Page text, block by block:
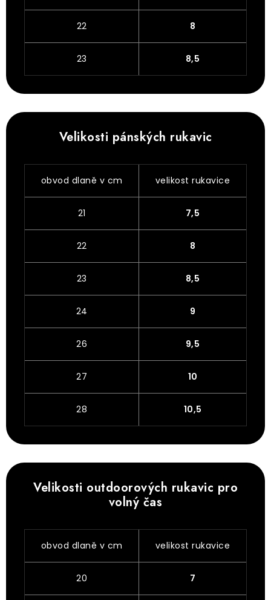
22 8
23 8,5
Velikosti pánských rukavic
obvod dlaně v cm velikost rukavice
21 7,5
22 8
23 8,5
24 9
26 9,5
27 10
28 10,5
Velikosti outdoorových rukavic pro
volný čas
obvod dlaně v cm velikost rukavice
20 7